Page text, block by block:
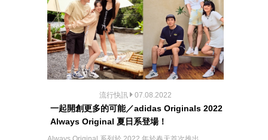
流行快訊 07.08.2022
一起開創更多的可能／adidas Originals 2022
Always Original 夏日系登場！